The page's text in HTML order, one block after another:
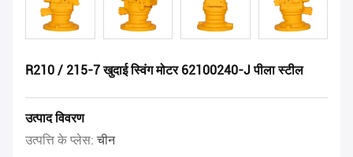
R210 / 215-7 खुदाई स्विंग मोटर 62100240-J पीला स्टील
उत्पाद विवरण
उत्पत्ति के प्लेस:चीन